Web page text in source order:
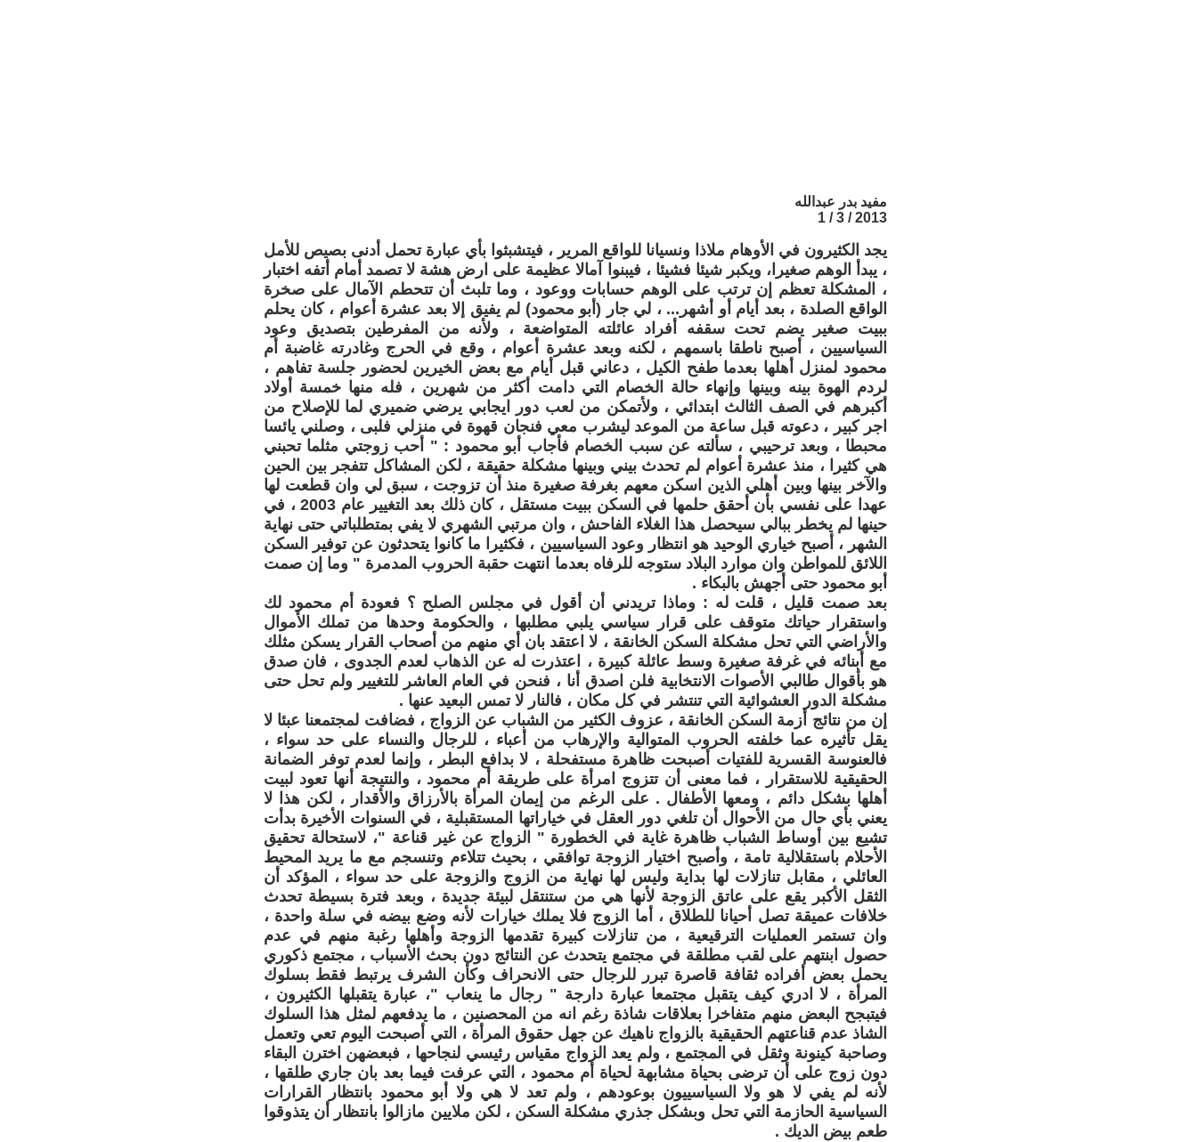
مفيد بدر عبدالله
2013 / 3 / 1
يجد الكثيرون في الأوهام ملاذا ونسيانا للواقع المرير ، فيتشبثوا بأي عبارة تحمل أدنى بصيص للأمل
، يبدأ الوهم صغيرا، ويكبر شيئا فشيئا ، فيبنوا آمالا عظيمة على ارض هشة لا تصمد أمام أتفه اختبار
، المشكلة تعظم إن ترتب على الوهم حسابات ووعود ، وما تلبث أن تتحطم الآمال على صخرة
الواقع الصلدة ، بعد أيام أو أشهر... ، لي جار (أبو محمود) لم يفيق إلا بعد عشرة أعوام ، كان يحلم
ببيت صغير يضم تحت سقفه أفراد عائلته المتواضعة ، ولأنه من المفرطين بتصديق وعود
السياسيين ، أصبح ناطقا باسمهم ، لكنه وبعد عشرة أعوام ، وقع في الحرج وغادرته غاضبة أم
محمود لمنزل أهلها بعدما طفح الكيل ، دعاني قبل أيام مع بعض الخيرين لحضور جلسة تفاهم ،
لردم الهوة بينه وبينها وإنهاء حالة الخصام التي دامت أكثر من شهرين ، فله منها خمسة أولاد
أكبرهم في الصف الثالث ابتدائي ، ولأتمكن من لعب دور ايجابي يرضي ضميري لما للإصلاح من
اجر كبير ، دعوته قبل ساعة من الموعد ليشرب معي فنجان قهوة في منزلي فلبى ، وصلني يائسا
محبطا ، وبعد ترحيبي ، سألته عن سبب الخصام فأجاب أبو محمود : " أحب زوجتي مثلما تحبني
هي كثيرا ، منذ عشرة أعوام لم تحدث بيني وبينها مشكلة حقيقة ، لكن المشاكل تتفجر بين الحين
والآخر بينها وبين أهلي الذين اسكن معهم بغرفة صغيرة منذ أن تزوجت ، سبق لي وان قطعت لها
عهدا على نفسي بأن أحقق حلمها في السكن ببيت مستقل ، كان ذلك بعد التغيير عام 2003 ، في
حينها لم يخطر ببالي سيحصل هذا الغلاء الفاحش ، وان مرتبي الشهري لا يفي بمتطلباتي حتى نهاية
الشهر ، أصبح خياري الوحيد هو انتظار وعود السياسيين ، فكثيرا ما كانوا يتحدثون عن توفير السكن
اللائق للمواطن وان موارد البلاد ستوجه للرفاه بعدما انتهت حقبة الحروب المدمرة " وما إن صمت
أبو محمود حتى أجهش بالبكاء .
بعد صمت قليل ، قلت له : وماذا تريدني أن أقول في مجلس الصلح ؟ فعودة أم محمود لك
واستقرار حياتك متوقف على قرار سياسي يلبي مطلبها ، والحكومة وحدها من تملك الأموال
والأراضي التي تحل مشكلة السكن الخانقة ، لا اعتقد بان أي منهم من أصحاب القرار يسكن مثلك
مع أبنائه في غرفة صغيرة وسط عائلة كبيرة ، اعتذرت له عن الذهاب لعدم الجدوى ، فان صدق
هو بأقوال طالبي الأصوات الانتخابية فلن اصدق أنا ، فنحن في العام العاشر للتغيير ولم تحل حتى
مشكلة الدور العشوائية التي تنتشر في كل مكان ، فالنار لا تمس البعيد عنها .
إن من نتائج أزمة السكن الخانقة ، عزوف الكثير من الشباب عن الزواج ، فضافت لمجتمعنا عبئا لا
يقل تأثيره عما خلفته الحروب المتوالية والإرهاب من أعباء ، للرجال والنساء على حد سواء ،
فالعنوسة القسرية للفتيات أصبحت ظاهرة مستفحلة ، لا بدافع البطر ، وإنما لعدم توفر الضمانة
الحقيقية للاستقرار ، فما معنى أن تتزوج امرأة على طريقة أم محمود ، والنتيجة أنها تعود لبيت
أهلها بشكل دائم ، ومعها الأطفال . على الرغم من إيمان المرأة بالأرزاق والأقدار ، لكن هذا لا
يعني بأي حال من الأحوال أن تلغي دور العقل في خياراتها المستقبلية ، في السنوات الأخيرة بدأت
تشيع بين أوساط الشباب ظاهرة غاية في الخطورة " الزواج عن غير قناعة "، لاستحالة تحقيق
الأحلام باستقلالية تامة ، وأصبح اختيار الزوجة توافقي ، بحيث تتلاءم وتنسجم مع ما يريد المحيط
العائلي ، مقابل تنازلات لها بداية وليس لها نهاية من الزوج والزوجة على حد سواء ، المؤكد أن
الثقل الأكبر يقع على عاتق الزوجة لأنها هي من ستنتقل لبيئة جديدة ، وبعد فترة بسيطة تحدث
خلافات عميقة تصل أحيانا للطلاق ، أما الزوج فلا يملك خيارات لأنه وضع بيضه في سلة واحدة ،
وان تستمر العمليات الترقيعية ، من تنازلات كبيرة تقدمها الزوجة وأهلها رغبة منهم في عدم
حصول ابنتهم على لقب مطلقة في مجتمع يتحدث عن النتائج دون بحث الأسباب ، مجتمع ذكوري
يحمل بعض أفراده ثقافة قاصرة تبرر للرجال حتى الانحراف وكأن الشرف يرتبط فقط بسلوك
المرأة ، لا ادري كيف يتقبل مجتمعا عبارة دارجة " رجال ما ينعاب "، عبارة يتقبلها الكثيرون ،
فيتبجح البعض منهم متفاخرا بعلاقات شاذة رغم انه من المحصنين ، ما يدفعهم لمثل هذا السلوك
الشاذ عدم قناعتهم الحقيقية بالزواج ناهيك عن جهل حقوق المرأة ، التي أصبحت اليوم تعي وتعمل
وصاحبة كينونة وثقل في المجتمع ، ولم يعد الزواج مقياس رئيسي لنجاحها ، فبعضهن اخترن البقاء
دون زوج على أن ترضى بحياة مشابهة لحياة أم محمود ، التي عرفت فيما بعد بان جاري طلقها ،
لأنه لم يفي لا هو ولا السياسييون بوعودهم ، ولم تعد لا هي ولا أبو محمود بانتظار القرارات
السياسية الحازمة التي تحل وبشكل جذري مشكلة السكن ، لكن ملايين مازالوا بانتظار أن يتذوقوا
طعم بيض الديك .